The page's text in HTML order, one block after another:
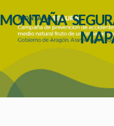
MONTAÑA